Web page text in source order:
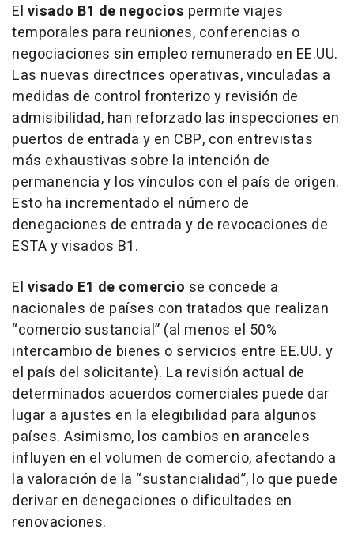
El visado B1 de negocios permite viajes
temporales para reuniones, conferencias o
negociaciones sin empleo remunerado en EE.UU.
Las nuevas directrices operativas, vinculadas a
medidas de control fronterizo y revisión de
admisibilidad, han reforzado las inspecciones en
puertos de entrada y en CBP, con entrevistas
más exhaustivas sobre la intención de
permanencia y los vínculos con el país de origen.
Esto ha incrementado el número de
denegaciones de entrada y de revocaciones de
ESTA y visados B1.
El visado E1 de comercio se concede a
nacionales de países con tratados que realizan
“comercio sustancial” (al menos el 50%
intercambio de bienes o servicios entre EE.UU. y
el país del solicitante). La revisión actual de
determinados acuerdos comerciales puede dar
lugar a ajustes en la elegibilidad para algunos
países. Asimismo, los cambios en aranceles
influyen en el volumen de comercio, afectando a
la valoración de la “sustancialidad”, lo que puede
derivar en denegaciones o dificultades en
renovaciones.